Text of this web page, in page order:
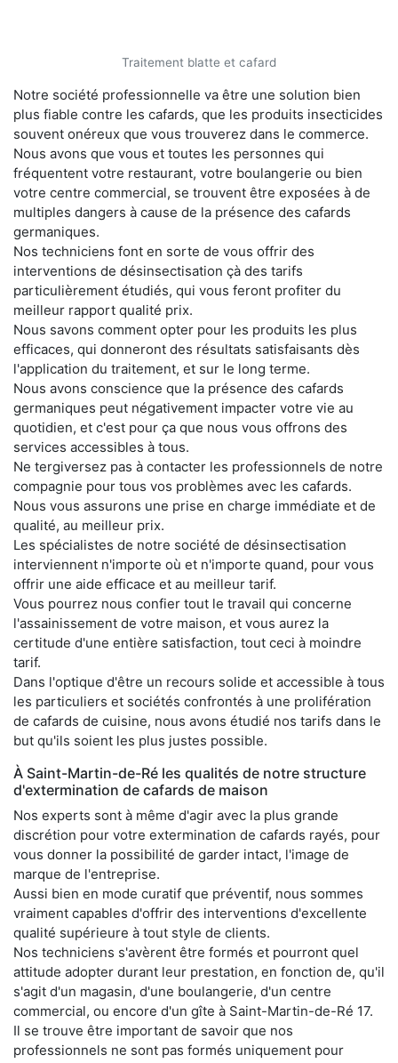
Traitement blatte et cafard
Notre société professionnelle va être une solution bien
plus fiable contre les cafards, que les produits insecticides
souvent onéreux que vous trouverez dans le commerce.
Nous avons que vous et toutes les personnes qui
fréquentent votre restaurant, votre boulangerie ou bien
votre centre commercial, se trouvent être exposées à de
multiples dangers à cause de la présence des cafards
germaniques.
Nos techniciens font en sorte de vous offrir des
interventions de désinsectisation çà des tarifs
particulièrement étudiés, qui vous feront profiter du
meilleur rapport qualité prix.
Nous savons comment opter pour les produits les plus
efficaces, qui donneront des résultats satisfaisants dès
l'application du traitement, et sur le long terme.
Nous avons conscience que la présence des cafards
germaniques peut négativement impacter votre vie au
quotidien, et c'est pour ça que nous vous offrons des
services accessibles à tous.
Ne tergiversez pas à contacter les professionnels de notre
compagnie pour tous vos problèmes avec les cafards.
Nous vous assurons une prise en charge immédiate et de
qualité, au meilleur prix.
Les spécialistes de notre société de désinsectisation
interviennent n'importe où et n'importe quand, pour vous
offrir une aide efficace et au meilleur tarif.
Vous pourrez nous confier tout le travail qui concerne
l'assainissement de votre maison, et vous aurez la
certitude d'une entière satisfaction, tout ceci à moindre
tarif.
Dans l'optique d'être un recours solide et accessible à tous
les particuliers et sociétés confrontés à une prolifération
de cafards de cuisine, nous avons étudié nos tarifs dans le
but qu'ils soient les plus justes possible.
À Saint-Martin-de-Ré les qualités de notre structure
d'extermination de cafards de maison
Nos experts sont à même d'agir avec la plus grande
discrétion pour votre extermination de cafards rayés, pour
vous donner la possibilité de garder intact, l'image de
marque de l'entreprise.
Aussi bien en mode curatif que préventif, nous sommes
vraiment capables d'offrir des interventions d'excellente
qualité supérieure à tout style de clients.
Nos techniciens s'avèrent être formés et pourront quel
attitude adopter durant leur prestation, en fonction de, qu'il
s'agit d'un magasin, d'une boulangerie, d'un centre
commercial, ou encore d'un gîte à Saint-Martin-de-Ré 17.
Il se trouve être important de savoir que nos
professionnels ne sont pas formés uniquement pour